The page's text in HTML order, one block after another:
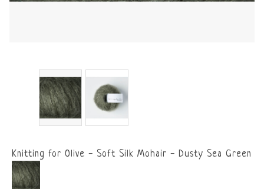
Knitting for Olive - Soft Silk Mohair - Dusty Sea Green